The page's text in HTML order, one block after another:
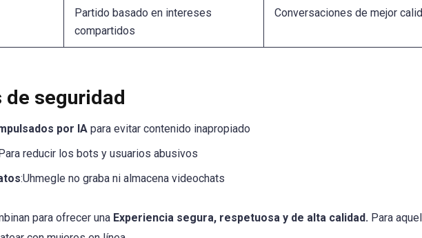
Partido basado en intereses
compartidos
Conversaciones de mejor
seguridad
por IA para evitar contenido inapropiado
Para reducir los bots y usuarios abusivos
:Uhmegle no graba ni almacena videochats
para ofrecer una Experiencia segura, respetuosa y de alta calidad. Para